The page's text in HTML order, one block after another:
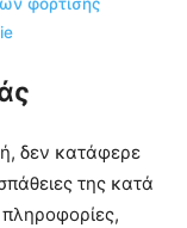
δεν κατάφερε
της κατά